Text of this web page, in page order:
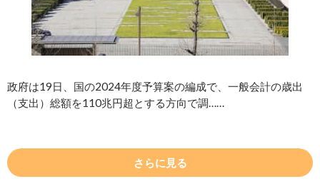
政府は19日、国の2024年度予算案の編成で、一般会計の歳出
（支出）総額を110兆円超とする方向で調……
さらに見る